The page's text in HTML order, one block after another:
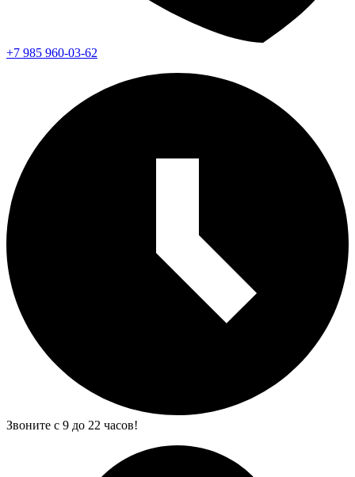
+7 985 960-03-62
Звоните с 9 до 22 часов!